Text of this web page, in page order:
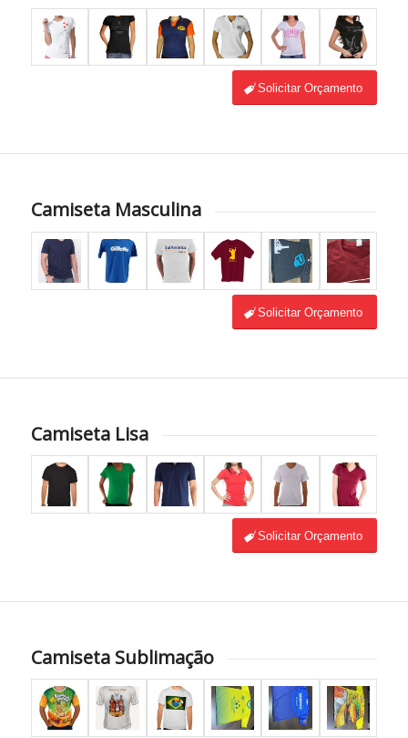
Solicitar Orçamento
Camiseta Masculina
Solicitar Orçamento
Camiseta Lisa
Solicitar Orçamento
Camiseta Sublimação